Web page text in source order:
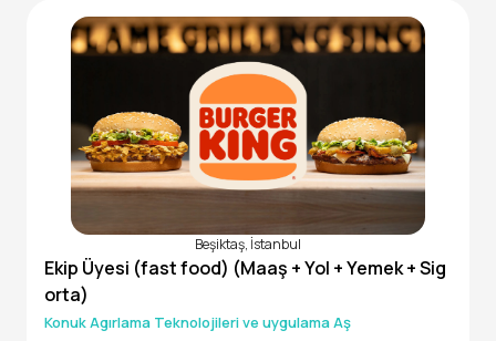
*Kariyer imkanı
*Sosyal hakların tamamı yıllık izin, fazla mesai, gece mesais
Beşiktaş, İstanbul
Ekip Üyesi (fast food) (Maaş + Yol + Yemek + Sig
orta)
Konuk Agırlama Teknolojileri ve uygulama Aş